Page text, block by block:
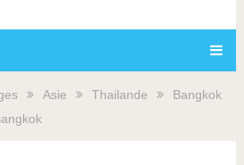
Asie Thailande
Bangkok